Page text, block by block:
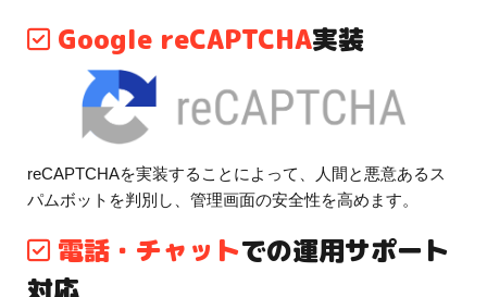
Google reCAPTCHA実装
reCAPTCHAを実装することによって、人間と悪意あるス
パムボットを判別し、管理画面の安全性を高めます。
電話・チャットでの運用サポート
対応